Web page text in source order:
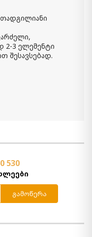
3 ელემენტი
შესავსებად.
530
გამოწერა